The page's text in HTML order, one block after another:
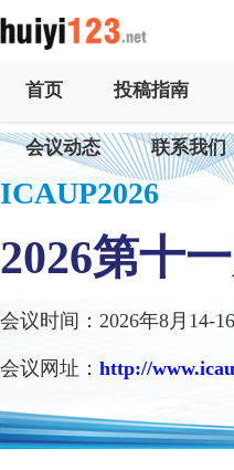
首页 投稿指南
会议动态 联系我们
ICAUP2026
2026第十
会议时间：2026年8月14-
会议网址： http://